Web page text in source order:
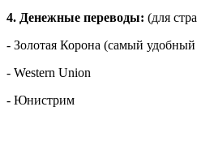
4. Денежные переводы: (для
- Золотая Корона (самый
- Western Union
- Юнистрим